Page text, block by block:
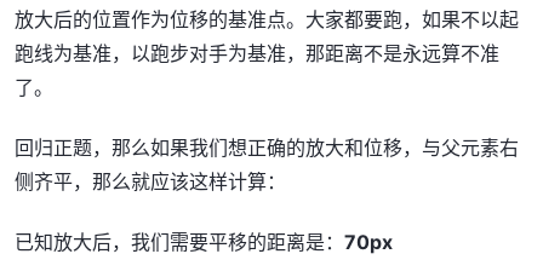
放大后的位置作为位移的基准点。大家都要跑，如果不以起
跑线为基准，以跑步对手为基准，那距离不是永远算不准
了。
回归正题，那么如果我们想正确的放大和位移，与父元素右
侧齐平，那么就应该这样计算：
已知放大后，我们需要平移的距离是： 70px